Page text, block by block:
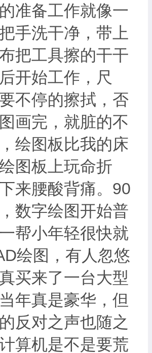
准备工作就像一
手洗干净，带上
把工具擦的干干
开始工作，尺
不停的擦拭，否
画完，就脏的不
绘图板比我的床
图板上玩命折
来腰酸背痛。90
数字绘图开始普
帮小年轻很快就
绘图，有人忽悠
买来了一台大型
年真是豪华，但
反对之声也随之
算机是不是要荒